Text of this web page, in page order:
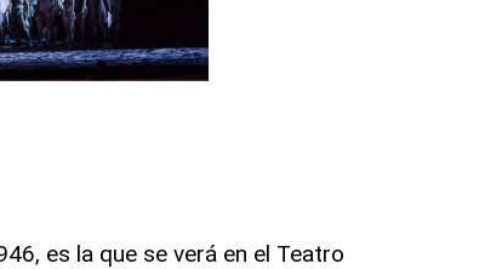
es la que se verá en el Teatro